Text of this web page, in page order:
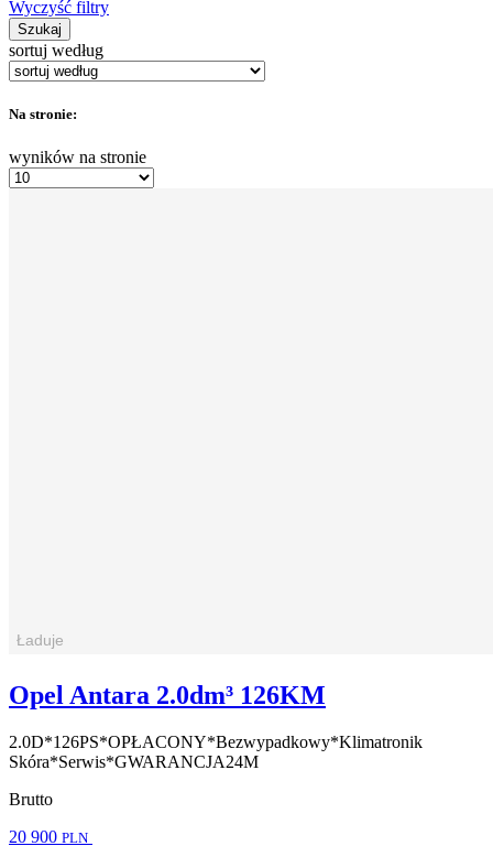
Wyczyść filtry
Szukaj
sortuj według
Na stronie:
wyników na stronie
Opel Antara 2.0dm³ 126KM
2.0D*126PS*OPŁACONY*Bezwypadkowy*Klimatronik
Skóra*Serwis*GWARANCJA24M
Brutto
20 900 PLN